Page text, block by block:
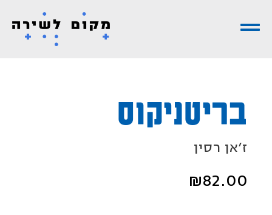
בריטניקוס
ז׳אן רסין
₪82.00